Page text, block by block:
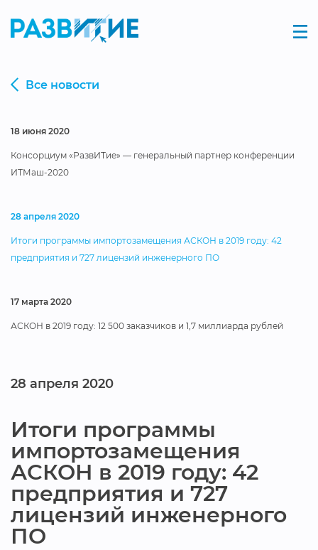
Все новости
18 июня 2020
Консорциум «РазвИТие» — генеральный партнер конференции
ИТМаш-2020
28 апреля 2020
Итоги программы импортозамещения АСКОН в 2019 году: 42
предприятия и 727 лицензий инженерного ПО
17 марта 2020
АСКОН в 2019 году: 12 500 заказчиков и 1,7 миллиарда рублей
28 апреля 2020
Итоги программы
импортозамещения
АСКОН в 2019 году: 42
предприятия и 727
лицензий инженерного
ПО